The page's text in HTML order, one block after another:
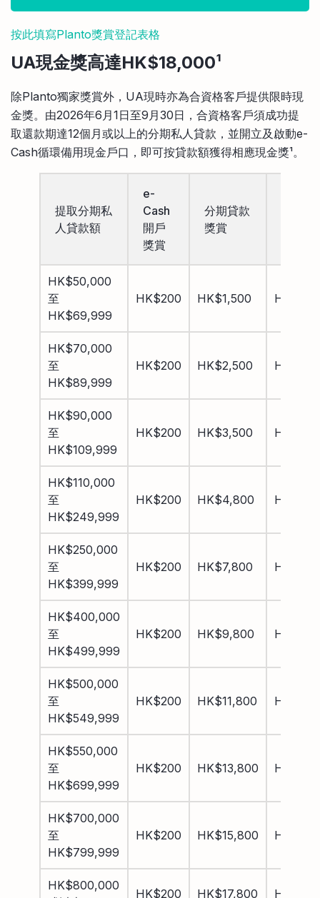
按此填寫Planto獎賞登記表格
UA現金獎高達HK$18,000¹
除Planto獨家獎賞外，UA現時亦為合資格客戶提供限時現
金獎。由2026年6月1日至9月30日，合資格客戶須成功提
取還款期達12個月或以上的分期私人貸款，並開立及啟動e-
Cash循環備用現金戶口，即可按貸款額獲得相應現金獎¹。
提取分期私
人貸款額
e-
Cash
開戶
獎賞
分期貸款
獎賞
HK$50,000
至
HK$69,999
HK$200 HK$1,500
HK$70,000
至
HK$89,999
HK$200 HK$2,500
HK$90,000
至
HK$109,999
HK$200 HK$3,500
HK$110,000
至
HK$249,999
HK$200 HK$4,800
HK$250,000
至
HK$399,999
HK$200 HK$7,800
HK$400,000
至
HK$499,999
HK$200 HK$9,800
HK$500,000
至
HK$549,999
HK$200 HK$11,800
HK$550,000
至
HK$699,999
HK$200 HK$13,800
HK$700,000
至
HK$799,999
HK$200 HK$15,800
HK$800,000
HK$200 HK$17,800